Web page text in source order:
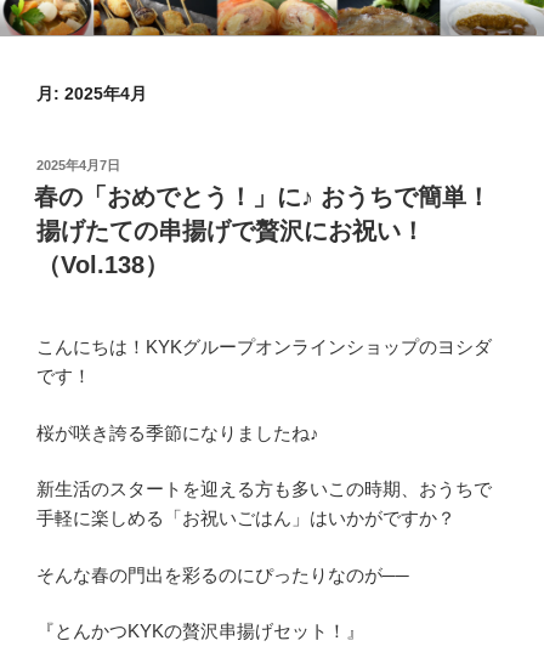
コ
ン
KYKオンラインブログ
特集 ～オンラインショップ～
月: 2025年4月
投
稿
日:
2025年4月7日
春の「おめでとう！」に♪ おうちで簡単！
揚げたての串揚げで贅沢にお祝い！
（Vol.138）
こんにちは！KYKグループオンラインショップのヨシダ
です！
桜が咲き誇る季節になりましたね♪
新生活のスタートを迎える方も多いこの時期、おうちで
手軽に楽しめる「お祝いごはん」はいかがですか？
そんな春の門出を彩るのにぴったりなのが──
『とんかつKYKの贅沢串揚げセット！』